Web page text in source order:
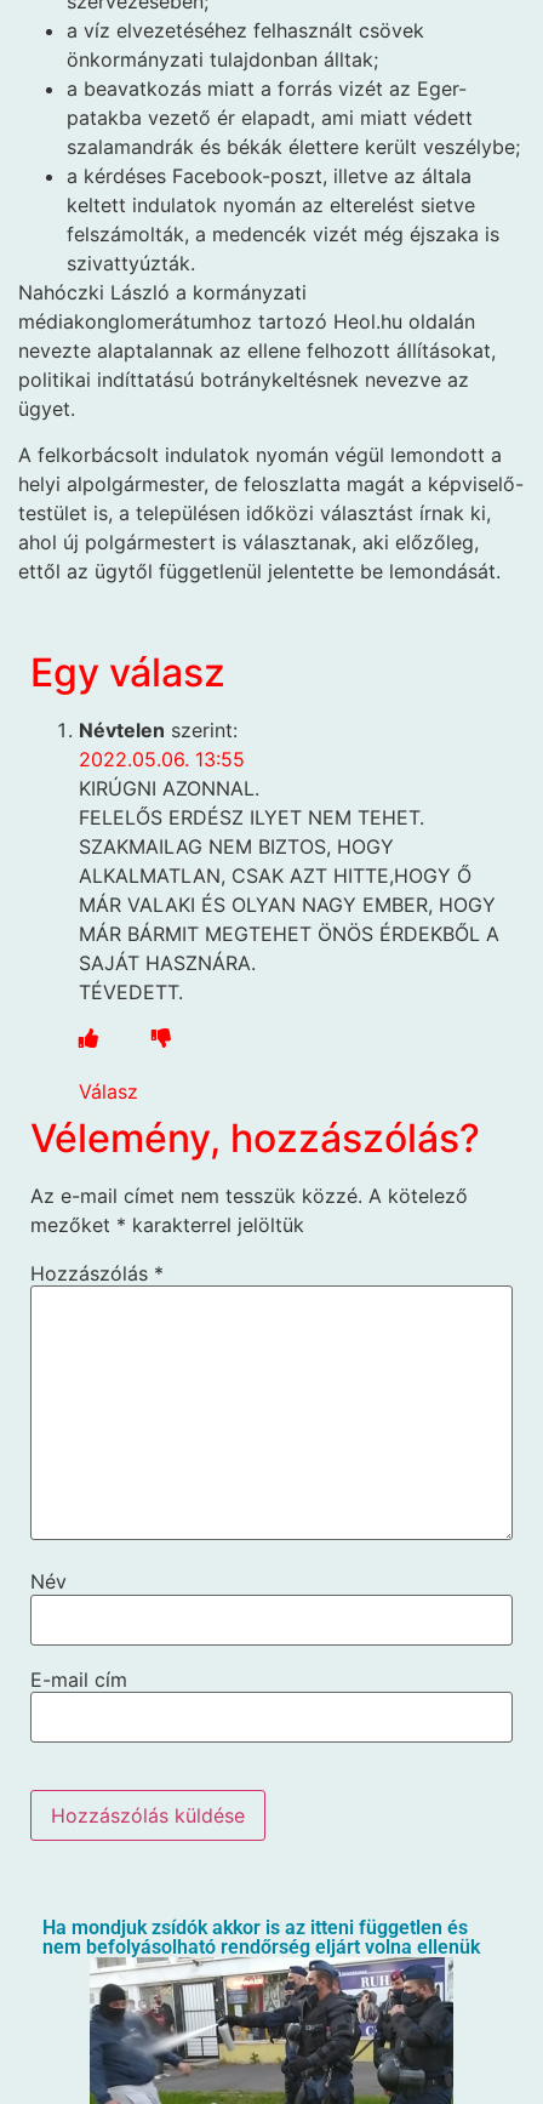
a víz elvezetéséhez felhasznált csövek
önkormányzati tulajdonban álltak;
a beavatkozás miatt a forrás vizét az Eger-
patakba vezető ér elapadt, ami miatt védett
szalamandrák és békák élettere került veszélybe;
a kérdéses Facebook-poszt, illetve az általa
keltett indulatok nyomán az elterelést sietve
felszámolták, a medencék vizét még éjszaka is
szivattyúzták.
Nahóczki László a kormányzati
médiakonglomerátumhoz tartozó Heol.hu oldalán
nevezte alaptalannak az ellene felhozott állításokat,
politikai indíttatású botránykeltésnek nevezve az
ügyet.
A felkorbácsolt indulatok nyomán végül lemondott a
helyi alpolgármester, de feloszlatta magát a képviselő-
testület is, a településen időközi választást írnak ki,
ahol új polgármestert is választanak, aki előzőleg,
ettől az ügytől függetlenül jelentette be lemondását.
Egy válasz
Névtelen szerint:
2022.05.06. 13:55
KIRÚGNI AZONNAL.
FELELŐS ERDÉSZ ILYET NEM TEHET.
SZAKMAILAG NEM BIZTOS, HOGY
ALKALMATLAN, CSAK AZT HITTE,HOGY Ő
MÁR VALAKI ÉS OLYAN NAGY EMBER, HOGY
MÁR BÁRMIT MEGTEHET ÖNÖS ÉRDEKBŐL A
SAJÁT HASZNÁRA.
TÉVEDETT.
Válasz
Vélemény, hozzászólás?
Az e-mail címet nem tesszük közzé. A kötelező
mezőket * karakterrel jelöltük
Hozzászólás *
Név
E-mail cím
Ha mondjuk zsídók akkor is az itteni független és
nem befolyásolható rendőrség eljárt volna ellenük